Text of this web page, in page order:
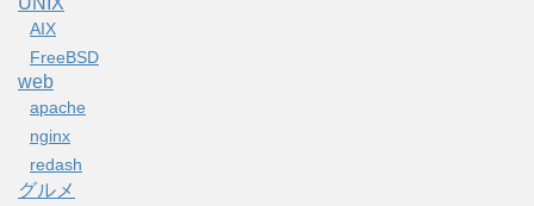
AIX
FreeBSD
web
apache
nginx
redash
グルメ